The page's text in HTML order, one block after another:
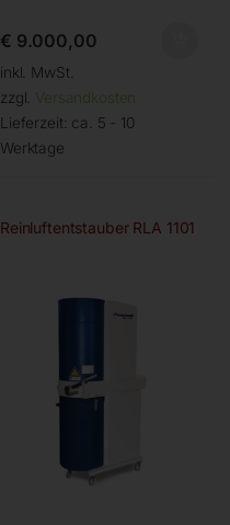
€ 9.000,00
inkl. MwSt.
zzgl. Versandkosten
Lieferzeit: ca. 5 - 10
Werktage
Reinluftentstauber RLA 1101